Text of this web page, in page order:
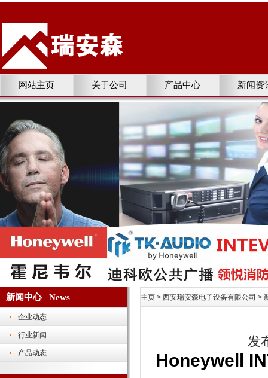
网站主页 关于公司 产品中心 新闻资
新闻中心 News
企业动态
行业新闻
产品动态
主页 > 西安瑞安森电子设备有限公司 >
发
Honeywell